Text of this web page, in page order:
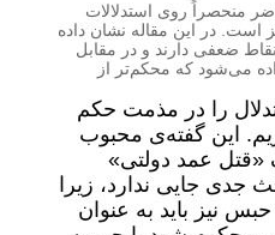
منحصراً روی استدلالات
است. در این مقاله نشان داده
ضعفی دارند و در مقابل
می‌شود که محکم‌تر از
را در مذمت حکم
این گفته‌ی محبوب
«قتل عمد دولتی»
جایی ندارد، زیرا
نیز باید به عنوان